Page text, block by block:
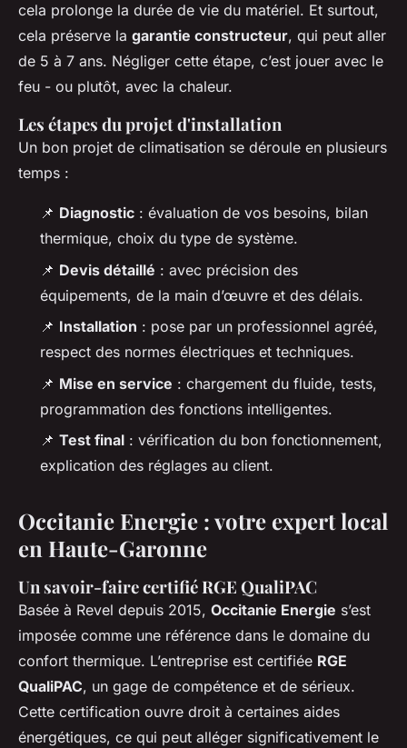
cela prolonge la durée de vie du matériel. Et surtout,
cela préserve la garantie constructeur, qui peut aller
de 5 à 7 ans. Négliger cette étape, c’est jouer avec le
feu - ou plutôt, avec la chaleur.
Les étapes du projet d'installation
Un bon projet de climatisation se déroule en plusieurs
temps :
📌 Diagnostic : évaluation de vos besoins, bilan
thermique, choix du type de système.
📌 Devis détaillé : avec précision des
équipements, de la main d’œuvre et des délais.
📌 Installation : pose par un professionnel agréé,
respect des normes électriques et techniques.
📌 Mise en service : chargement du fluide, tests,
programmation des fonctions intelligentes.
📌 Test final : vérification du bon fonctionnement,
explication des réglages au client.
Occitanie Energie : votre expert local
en Haute-Garonne
Un savoir-faire certifié RGE QualiPAC
Basée à Revel depuis 2015, Occitanie Energie s’est
imposée comme une référence dans le domaine du
confort thermique. L’entreprise est certifiée RGE
QualiPAC, un gage de compétence et de sérieux.
Cette certification ouvre droit à certaines aides
énergétiques, ce qui peut alléger significativement le